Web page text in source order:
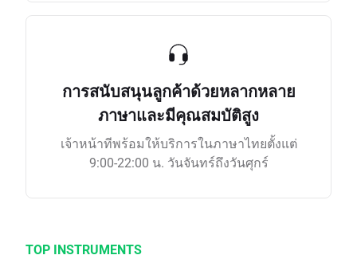
การสนับสนุนลูกค้าด้วยหลากหลาย
ภาษาและมีคุณสมบัติสูง
เจ้าหน้าทีพร้อมให้บริการในภาษาไทยตั้งแต่
9:00-22:00 น. วันจันทร์ถึงวันศุกร์
TOP INSTRUMENTS